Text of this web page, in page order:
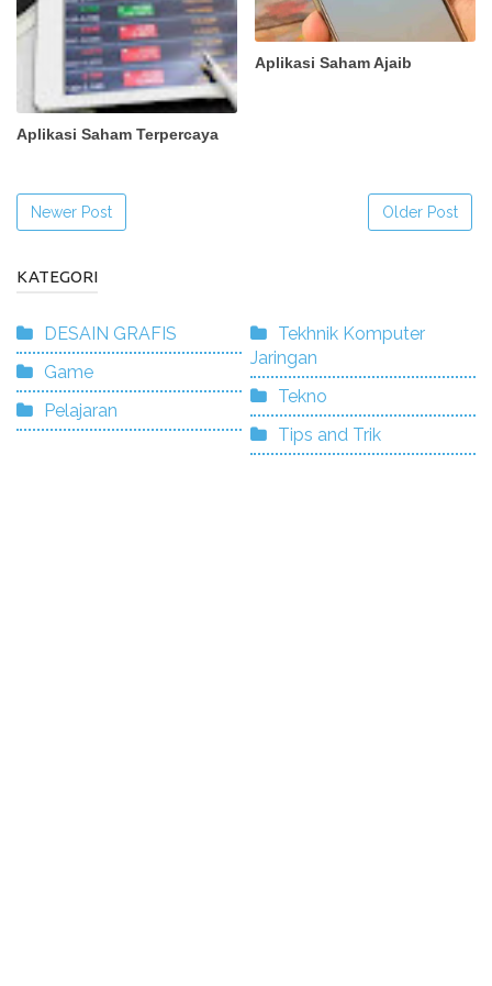
Aplikasi Saham Terpercaya
Aplikasi Saham Ajaib
Newer Post Older Post
KATEGORI
DESAIN GRAFIS
Game
Pelajaran
Tekhnik Komputer
Jaringan
Tekno
Tips and Trik